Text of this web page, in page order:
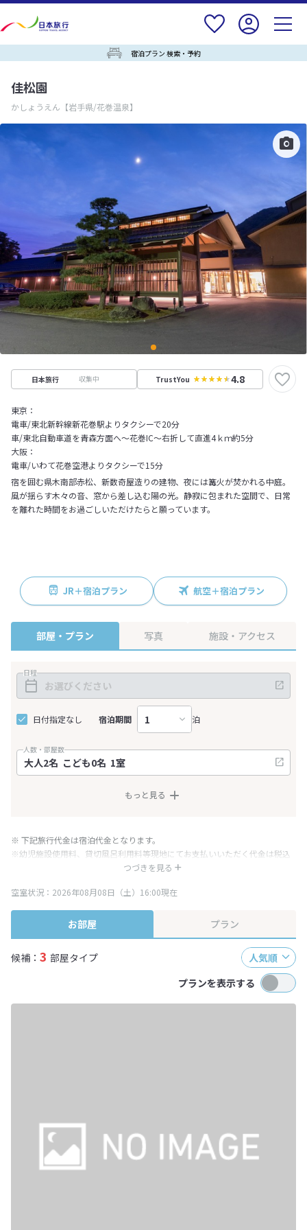
宿泊プラン 検索・予約
佳松園
かしょうえん 【岩手県/花巻温泉】
日本旅行 収集中 TrustYou 4.8
東京：
電車/東北新幹線新花巻駅よりタクシーで20分
車/東北自動車道を青森方面へ～花巻IC～右折して直進4ｋｍ約5分
大阪：
電車/いわて花巻空港よりタクシーで15分
宿を囲む県木南部赤松、新数奇屋造りの建物、夜には篝火が焚かれる中庭。
風が揺らす木々の音、窓から差し込む陽の光。静寂に包まれた空間で、日常
を離れた時間をお過ごしいただけたらと願っています。
JR＋宿泊プラン 航空＋宿泊プラン
部屋・プラン 写真 施設・アクセス
日程
日付指定なし 宿泊期間 泊
人数・部屋数
もっと見る
つづきを見る
※ 下記旅行代金は宿泊代金となります。
※幼児施設使用料、貸切風呂利用料等現地にてお支払いいただく代金は税込
み表記となりますが、消費税増税に伴い代金が一部変更となる場合がござい
※表示されている旅行代金・プラン内容は一定時間ごとに更新されます。最
終確認画面でご確認ください。
空室状況：2026年08月08日（土）16:00現在
お部屋 プラン
候補： 3 部屋タイプ
人気順
プランを表示する